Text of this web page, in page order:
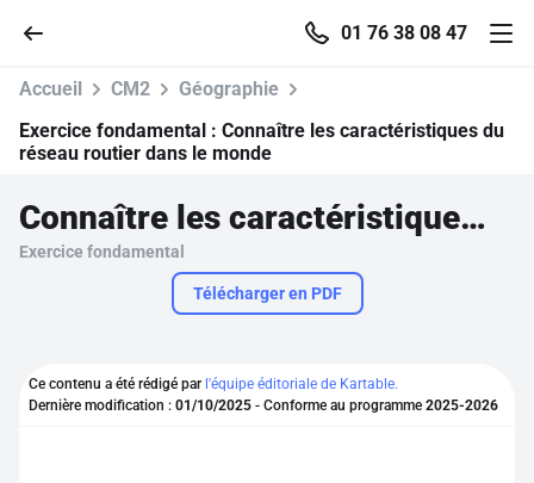
01 76 38 08 47
Parcourir
Se connecter
Accueil CM2
Géographie
Exercice fondamental : Connaître les caractéristiques du
réseau routier dans le monde
Connaître les caractéristiques du réseau routier dans le monde
Exercice fondamental
Télécharger en PDF
Ce contenu a été rédigé par l'équipe éditoriale de Kartable.
Dernière modification : 01/10/2025 - Conforme au programme 2025-2026